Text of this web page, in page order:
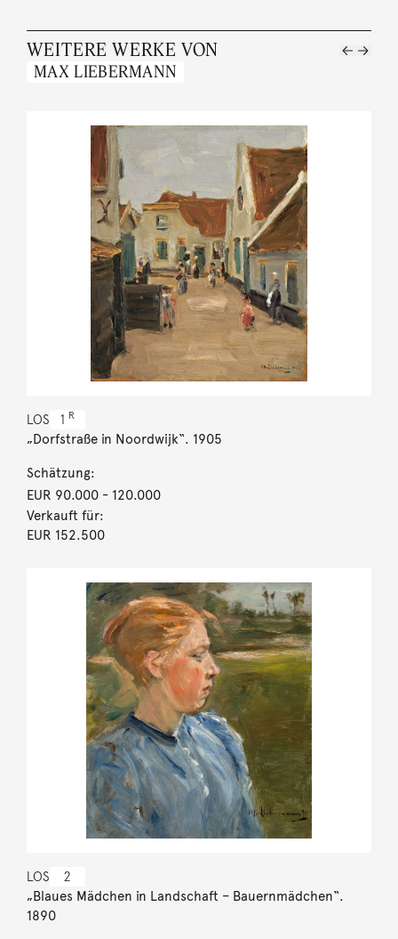
WEITERE WERKE VON
MAX LIEBERMANN
LOS 1 R
„Dorfstraße in Noordwijk“. 1905
Schätzung:
EUR 90.000- 120.000
Verkauft für:
EUR 152.500
LOS 2
„Blaues Mädchen in Landschaft – Bauernmädchen“.
1890